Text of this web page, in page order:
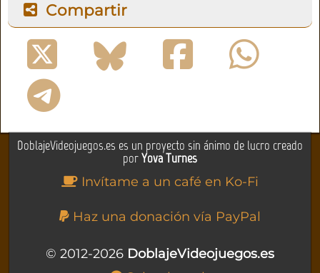
Compartir
DoblajeVideojuegos.es es un proyecto sin ánimo de lucro creado
porYova Turnes
Invítame a un café en Ko-Fi
Haz una donación vía PayPal
© 2012-2026 DoblajeVideojuegos.es